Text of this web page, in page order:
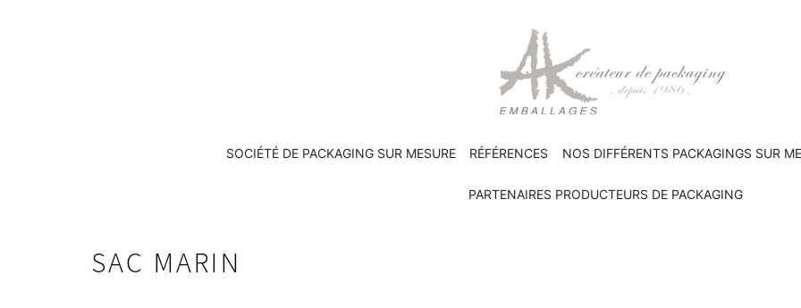
SOCIÉTÉ DE PACKAGING SUR MESURE RÉFÉRENCES NOS DIFFÉRENTS PACKAGINGS SUR
PARTENAIRES PRODUCTEURS DE PACKAGING
SAC MARIN